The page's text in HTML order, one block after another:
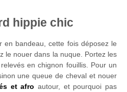
hippie chic
en bandeau, cette fois déposez le
le nouer dans la nuque. Portez les
en chignon fouillis. Pour un
une queue de cheval et nouer
et afro autour, et pourquoi pas